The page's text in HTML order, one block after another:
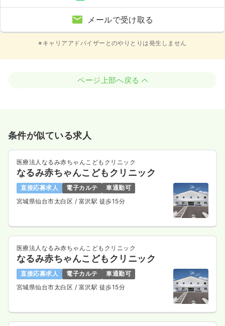
メールで受け取る
※キャリアアドバイザーとのやりとりは発生しません
ページ上部へ戻る
条件が似ている求人
医療法人なるみ赤ちゃんこどもクリニック
なるみ赤ちゃんこどもクリニック
直接応募求人 電子カルテ
車通勤可
宮城県仙台市太白区 / 富沢駅 徒歩15分
医療法人なるみ赤ちゃんこどもクリニック
なるみ赤ちゃんこどもクリニック
直接応募求人 電子カルテ
車通勤可
宮城県仙台市太白区 / 富沢駅 徒歩15分